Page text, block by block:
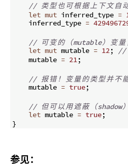
// 类 型 也 可根据 上 下 文 自
let mut inferred_type =
    inferred_type
=
// 可 变的 （mutable） 变 量
let mut mutable = 12 ;
//
    mutable
= 21 ;
// 报 错 ！ 变 量的类 型 并不
    mutable
= true;
// 但 可 以 用 遮蔽 （shadow）
let mutable = true;
}
参见：